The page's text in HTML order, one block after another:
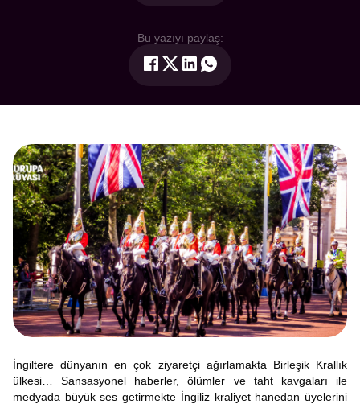
Bu yazıyı paylaş:
İngiltere dünyanın en çok ziyaretçi ağırlamakta Birleşik Krallık
ülkesi… Sansasyonel haberler, ölümler ve taht kavgaları ile
medyada büyük ses getirmekte İngiliz kraliyet hanedan üyelerini